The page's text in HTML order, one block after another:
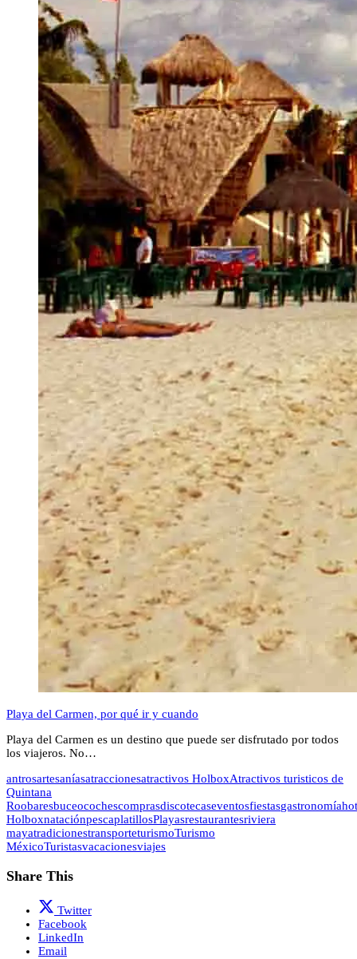
Playa del Carmen, por qué ir y cuando
Playa del Carmen es un destino que puede ser disfrutado por todos
los viajeros. No…
antrosartesaníasatraccionesatractivos HolboxAtractivos turisticos de
Quintana
Roobaresbuceocochescomprasdiscotecaseventosfiestasgastronomía
HolboxnataciónpescaplatillosPlayasrestaurantesriviera
mayatradicionestransporteturismoTurismo
MéxicoTuristasvacacionesviajes
Share This
Twitter
Facebook
LinkedIn
Email